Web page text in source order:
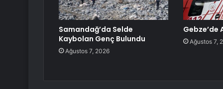
Samandağ’da Selde
Kaybolan Genç Bulundu
Ağustos 7, 2026
Gebze’de
Ağustos 7,